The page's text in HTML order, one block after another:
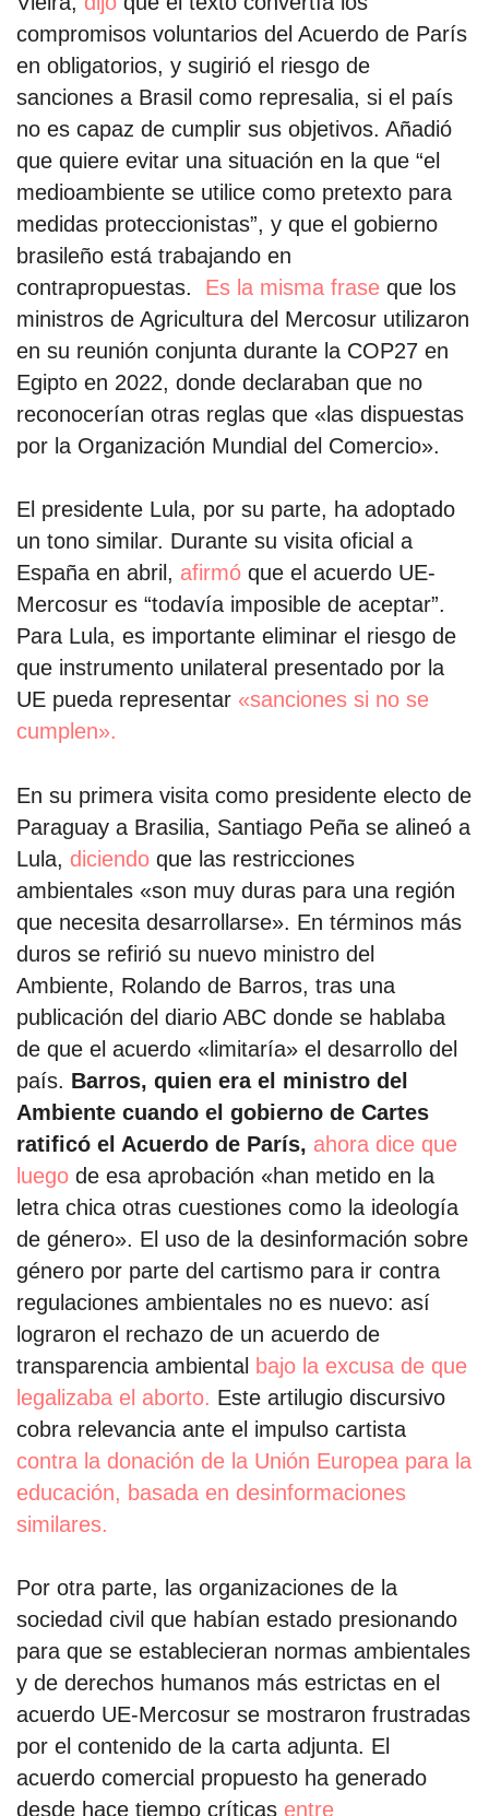
compromisos voluntarios del Acuerdo de París
en obligatorios, y sugirió el riesgo de
sanciones a Brasil como represalia, si el país
no es capaz de cumplir sus objetivos. Añadió
que quiere evitar una situación en la que “el
medioambiente se utilice como pretexto para
medidas proteccionistas”, y que el gobierno
brasileño está trabajando en
contrapropuestas. Es la misma frase que los
ministros de Agricultura del Mercosur utilizaron
en su reunión conjunta durante la COP27 en
Egipto en 2022, donde declaraban que no
reconocerían otras reglas que «las dispuestas
por la Organización Mundial del Comercio».
El presidente Lula, por su parte, ha adoptado
un tono similar. Durante su visita oficial a
España en abril, afirmó que el acuerdo UE-
Mercosur es “todavía imposible de aceptar”.
Para Lula, es importante eliminar el riesgo de
que instrumento unilateral presentado por la
UE pueda representar «sanciones si no se
cumplen».
En su primera visita como presidente electo de
Paraguay a Brasilia, Santiago Peña se alineó a
Lula, diciendo que las restricciones
ambientales «son muy duras para una región
que necesita desarrollarse». En términos más
duros se refirió su nuevo ministro del
Ambiente, Rolando de Barros, tras una
publicación del diario ABC donde se hablaba
de que el acuerdo «limitaría» el desarrollo del
país. Barros, quien era el ministro del
Ambiente cuando el gobierno de Cartes
ratificó el Acuerdo de París, ahora dice que
luego de esa aprobación «han metido en la
letra chica otras cuestiones como la ideología
de género». El uso de la desinformación sobre
género por parte del cartismo para ir contra
regulaciones ambientales no es nuevo: así
lograron el rechazo de un acuerdo de
transparencia ambiental bajo la excusa de que
legalizaba el aborto. Este artilugio discursivo
cobra relevancia ante el impulso cartista
contra la donación de la Unión Europea para la
educación, basada en desinformaciones
similares.
Por otra parte, las organizaciones de la
sociedad civil que habían estado presionando
para que se establecieran normas ambientales
y de derechos humanos más estrictas en el
acuerdo UE-Mercosur se mostraron frustradas
por el contenido de la carta adjunta. El
acuerdo comercial propuesto ha generado
desde hace tiempo críticas entre